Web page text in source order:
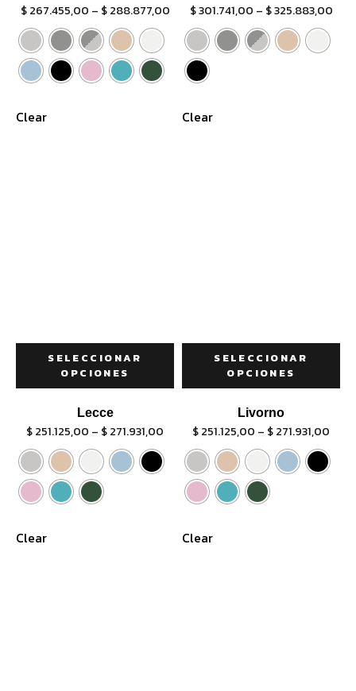
$267.455,00 – $288.877,00
Clear
$301.741,00 – $325.883,00
Clear
SELECCIONAR
OPCIONES
Lecce
$251.125,00 – $271.931,00
Clear
SELECCIONAR
OPCIONES
Livorno
$251.125,00 – $271.931,00
Clear